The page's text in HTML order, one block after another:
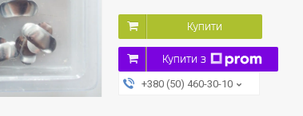
Купити
Купити з
+380 (50) 460-30-10